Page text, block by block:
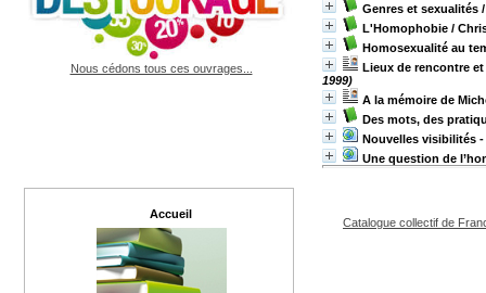
Genres et sexualités
L'Homophobie /
Homosexualité au
Lieux de rencontre
1999)
A la mémoire de
Des mots, des
Nouvelles visibilités
Une question de
Catalogue collectif de
Nous cédons tous ces ouvrages...
Accueil